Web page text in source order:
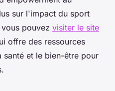
sur l'impact du sport
pouvez visiter le site
offre des ressources
santé et le bien-être pour